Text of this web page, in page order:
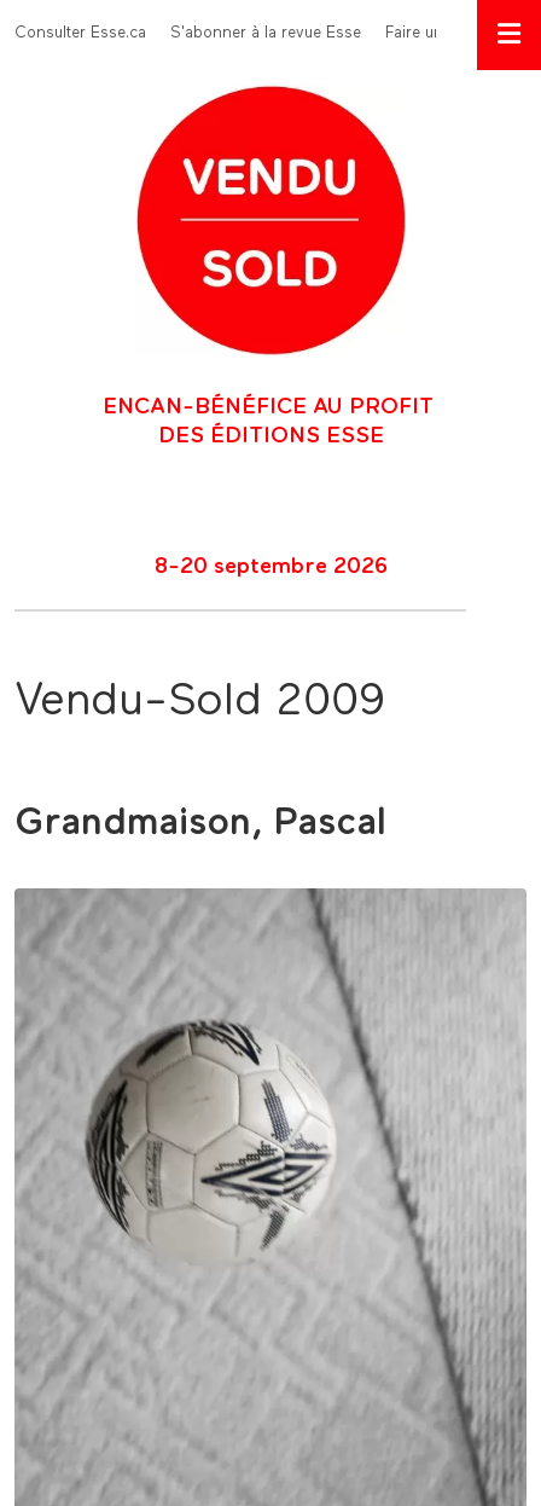
Menu Top
Consulter Esse.ca S'abonner à la revue Esse Faire un don
ENCAN-BÉNÉFICE AU PROFIT
DES ÉDITIONS ESSE
8-20 septembre 2026
Vendu-Sold 2009
Grandmaison, Pascal